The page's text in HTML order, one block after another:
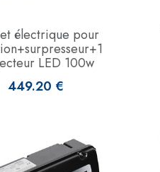
électrique pour
LED 100w
449.20 €